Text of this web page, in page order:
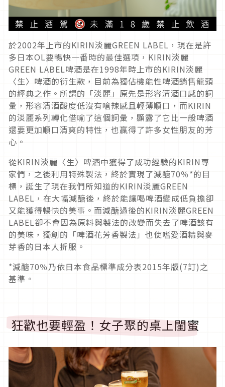
於2002年上市的KIRIN淡麗GREEN LABEL，現在是許
多日本OL要暢快一番時的最佳選項，KIRIN淡麗
GREEN LABEL啤酒是在1998年時上市的KIRIN淡麗
〈生〉啤酒的衍生款，目前為獨佔機能性啤酒銷售龍頭
的經典之作。所謂的「淡麗」原先是形容清酒口感的詞
彙，形容清酒酸度低沒有嗆辣感且輕薄順口，而KIRIN
的淡麗系列轉化借喻了這個詞彙，顯露了它比一般啤酒
還要更加順口清爽的特性，也贏得了許多女性朋友的芳
心。
從KIRIN淡麗〈生〉啤酒中獲得了成功經驗的KIRIN專
家們，之後利用特殊製法，終於實現了減醣70％*的目
標，誕生了現在我們所知道的KIRIN淡麗GREEN
LABEL，在大幅減醣後，終於能讓喝啤酒變成低負擔卻
又能獲得暢快的美事。而減醣過後的KIRIN淡麗GREEN
LABEL卻不會因為原料與製法的改變而失去了啤酒該有
的美味，獨創的「啤酒花芳香製法」也使嗜愛酒精與麥
芽香的日本人折服。
*減醣70％乃依日本食品標準成分表2015年版(7訂)之
基準。
狂歡也要輕盈！女子聚的桌上閨蜜